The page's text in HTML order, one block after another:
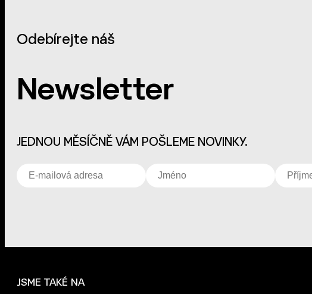
Odebírejte náš
Newsletter
JEDNOU MĚSÍČNĚ VÁM POŠLEME NOVINKY.
JSME TAKÉ NA